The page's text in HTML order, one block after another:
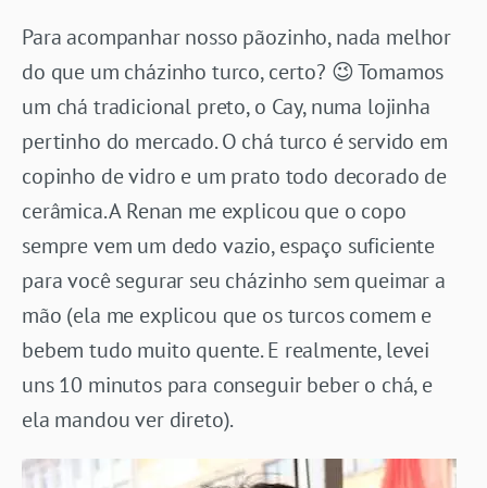
Para acompanhar nosso pãozinho, nada melhor
do que um cházinho turco, certo? 😉 Tomamos
um chá tradicional preto, o Cay, numa lojinha
pertinho do mercado. O chá turco é servido em
copinho de vidro e um prato todo decorado de
cerâmica. A Renan me explicou que o copo
sempre vem um dedo vazio, espaço suficiente
para você segurar seu cházinho sem queimar a
mão (ela me explicou que os turcos comem e
bebem tudo muito quente. E realmente, levei
uns 10 minutos para conseguir beber o chá, e
ela mandou ver direto).